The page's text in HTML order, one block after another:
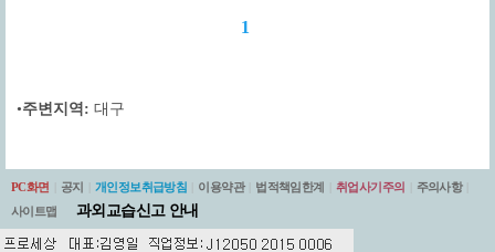
1
•주변지역: 대구
PC화면 공지 개인정보취급방침 이용약관 법적책임한계 취업사기주의 주의사항
사이트맵
과외교습신고 안내